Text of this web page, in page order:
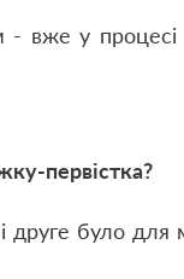
- вже у процесі
первістка?
друге було для